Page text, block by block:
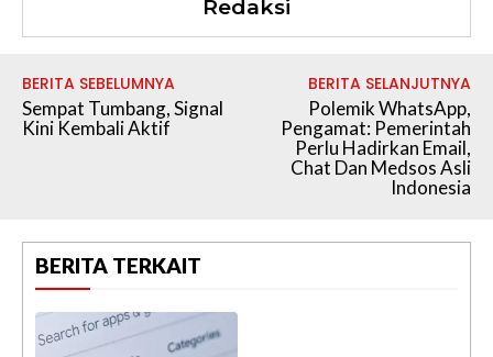
Redaksi
BERITA SEBELUMNYA
Sempat Tumbang, Signal
Kini Kembali Aktif
BERITA SELANJUTNYA
Polemik WhatsApp,
Pengamat: Pemerintah
Perlu Hadirkan Email,
Chat Dan Medsos Asli
Indonesia
BERITA TERKAIT